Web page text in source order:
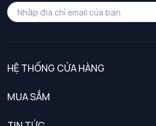
HỆ THỐNG CỬA HÀNG
MUA SẮM